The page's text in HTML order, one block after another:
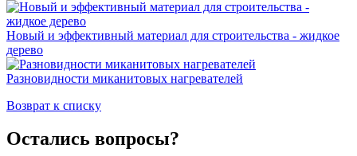
Новый и эффективный материал для строительства - жидкое
дерево
Разновидности миканитовых нагревателей
Возврат к списку
Остались вопросы?